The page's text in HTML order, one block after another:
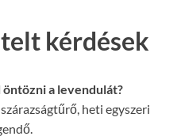
kérdések
a levendulát?
heti egyszeri